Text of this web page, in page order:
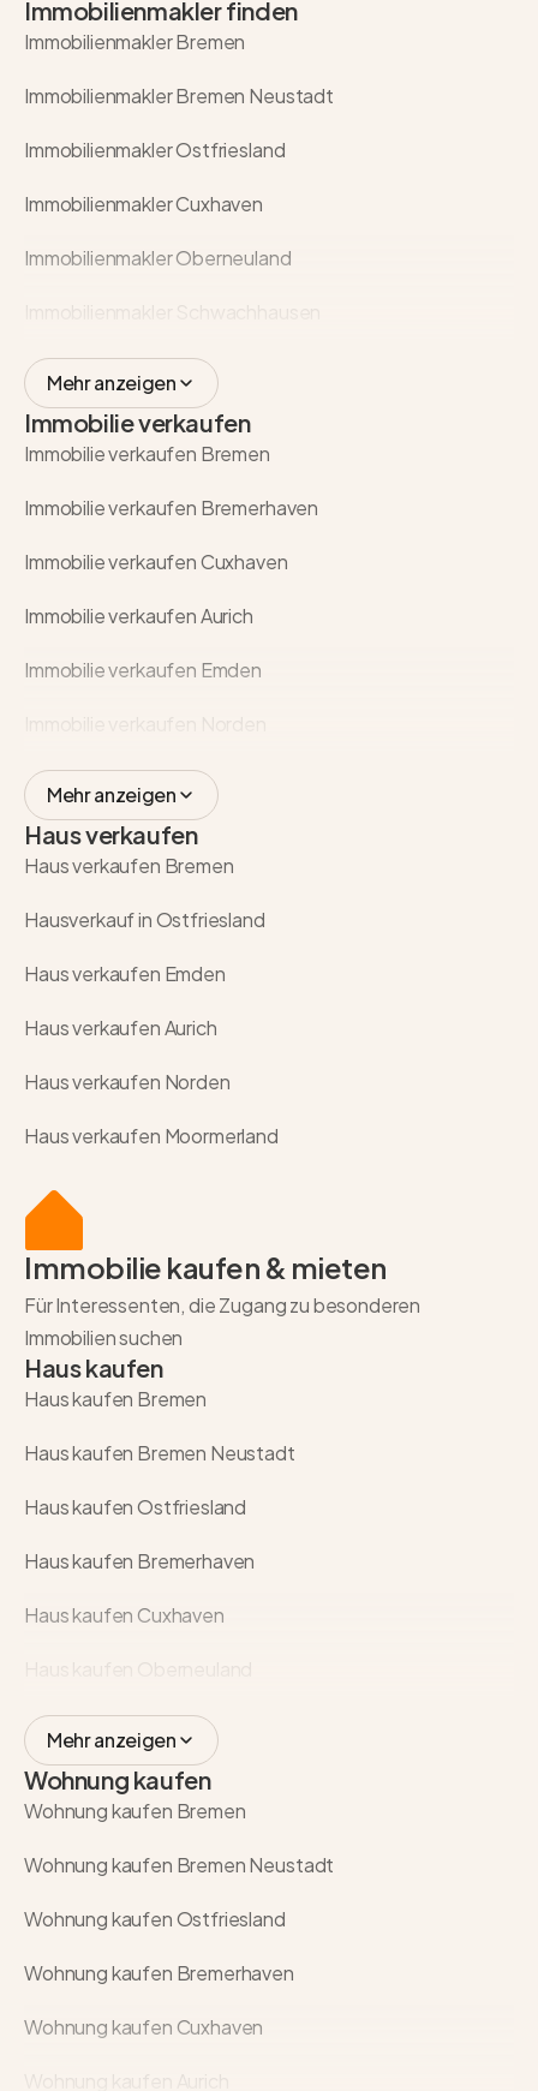
Immobilienmakler finden
Immobilienmakler Bremen
Immobilienmakler Bremen Neustadt
Immobilienmakler Ostfriesland
Immobilienmakler Cuxhaven
Immobilienmakler Oberneuland
Mehr anzeigen
Immobilie verkaufen
Immobilie verkaufen Bremen
Immobilie verkaufen Bremerhaven
Immobilie verkaufen Cuxhaven
Immobilie verkaufen Aurich
Immobilie verkaufen Emden
Mehr anzeigen
Haus verkaufen
Haus verkaufen Bremen
Hausverkauf in Ostfriesland
Haus verkaufen Emden
Haus verkaufen Aurich
Haus verkaufen Norden
Haus verkaufen Moormerland
Immobilie kaufen & mieten
Für Interessenten, die Zugang zu besonderen
Immobilien suchen
Haus kaufen
Haus kaufen Bremen
Haus kaufen Bremen Neustadt
Haus kaufen Ostfriesland
Haus kaufen Bremerhaven
Haus kaufen Cuxhaven
Mehr anzeigen
Wohnung kaufen
Wohnung kaufen Bremen
Wohnung kaufen Bremen Neustadt
Wohnung kaufen Ostfriesland
Wohnung kaufen Bremerhaven
Wohnung kaufen Cuxhaven